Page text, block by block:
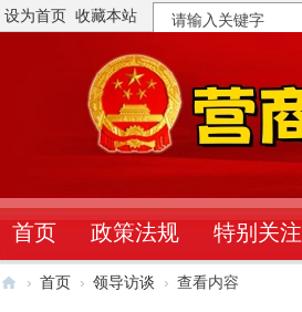
设为首页 收藏本站
搜
索
首页 政策法规 特别关注
› 首页 › 领导访谈 › 查看内容